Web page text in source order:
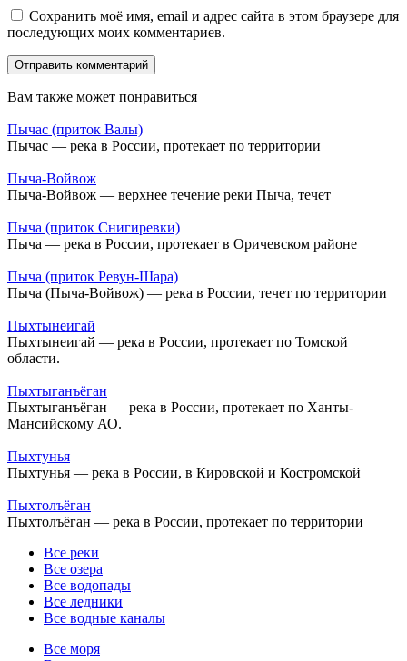
Сохранить моё имя, email и адрес сайта в этом браузере для
последующих моих комментариев.
Вам также может понравиться
Пычас (приток Валы)
Пычас — река в России, протекает по территории
Пыча-Войвож
Пыча-Войвож — верхнее течение реки Пыча, течет
Пыча (приток Снигиревки)
Пыча — река в России, протекает в Оричевском районе
Пыча (приток Ревун-Шара)
Пыча (Пыча-Войвож) — река в России, течет по территории
Пыхтынеигай
Пыхтынеигай — река в России, протекает по Томской
области.
Пыхтыганъёган
Пыхтыганъёган — река в России, протекает по Ханты-
Мансийскому АО.
Пыхтунья
Пыхтунья — река в России, в Кировской и Костромской
Пыхтолъёган
Пыхтолъёган — река в России, протекает по территории
Все реки
Все озера
Все водопады
Все ледники
Все водные каналы
Все моря